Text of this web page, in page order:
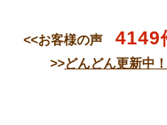
<<お客様の声 4149
>>どんどん更新中